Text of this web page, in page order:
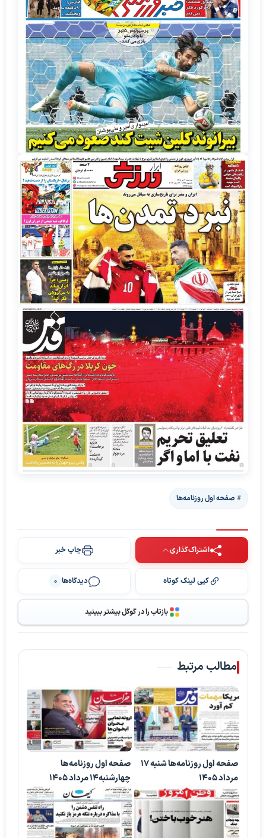
صفحه اول روزنامه‌ها
اشتراک‌گذاری چاپ خبر
کپی لینک کوتاه دیدگاه‌ها 0
بازتاب را در گوگل بیشتر ببینید
مطالب مرتبط
صفحه اول روزنامه‌ها شنبه 17
مرداد 1405
صفحه اول روزنامه‌ها
چهارشنبه14 مرداد 1405